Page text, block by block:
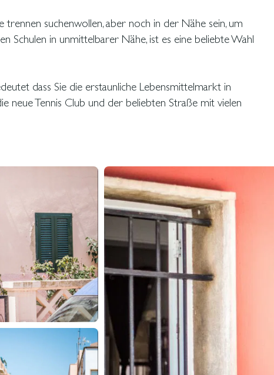
trennen suchenwollen, aber noch in der Nähe sein, um
Schulen in unmittelbarer Nähe, ist es eine beliebte Wahl
dass Sie die erstaunliche Lebensmittelmarkt in
neue Tennis Club und der beliebten Straße mit vielen